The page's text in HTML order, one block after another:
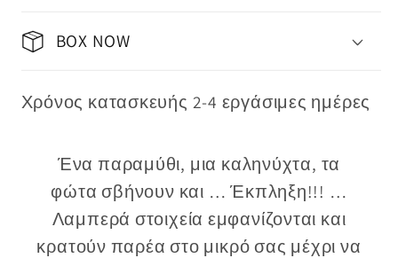
BOX NOW
Χρόνος κατασκευής 2-4 εργάσιμες ημέρες
Ένα παραμύθι, μια καληνύχτα, τα
φώτα σβήνουν και … Έκπληξη!!! …
Λαμπερά στοιχεία εμφανίζονται και
κρατούν παρέα στο μικρό σας μέχρι να